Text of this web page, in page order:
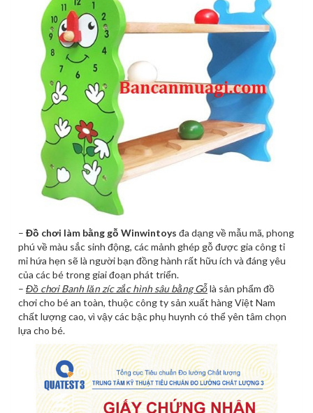
– Đồ chơi làm bằng gỗ Winwintoys đa dạng về mẫu mã, phong
phú về màu sắc sinh động, các mảnh ghép gỗ được gia công tỉ
mỉ hứa hẹn sẽ là người bạn đồng hành rất hữu ích và đáng yêu
của các bé trong giai đoạn phát triển.
– Đồ chơi Banh lăn zíc zắc hình sâu bằng Gỗlà sản phẩm đồ
chơi cho bé an toàn, thuộc công ty sản xuất hàng Việt Nam
chất lượng cao, vì vậy các bậc phụ huynh có thể yên tâm chọn
lựa cho bé.